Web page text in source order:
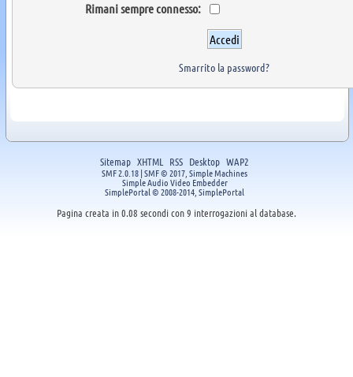
Rimani sempre connesso:
Smarrito la password?
Sitemap XHTML RSS Desktop WAP2
SMF 2.0.18|SMF © 2017 Simple Machines
Simple Audio Video Embedder
SimplePortal © 2008-2014, SimplePortal
Pagina creata in 0.08 secondi con 9 interrogazioni al database.